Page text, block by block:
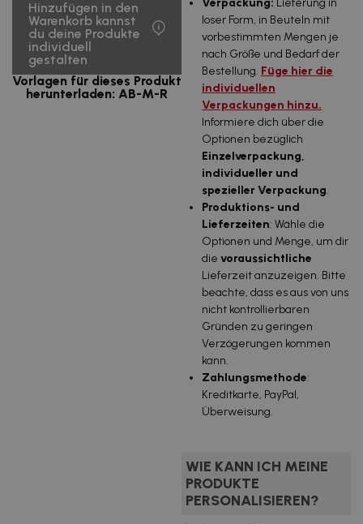
10000
uds.
0,67
€/u.
6.719,19 €
Inklusive
Mehrwertsteuer
20000
uds.
0,67
€/u.
Inklusive
Mehrwertsteuer
Hinzufügen in den
Warenkorb kannst
du deine Produkte
individuell
gestalten
Vorlagen für dieses Produkt
herunterladen: AB-M-R
Verpackung: Lieferung in
loser Form, in Beuteln mit
vorbestimmten Mengen je
nach Größe und Bedarf der
Bestellung. Füge hier die
individuellen
Verpackungen hinzu.
Informiere dich über die
Optionen bezüglich
Einzelverpackung,
individueller und
spezieller Verpackung.
Produktions- und
Lieferzeiten: Wähle die
Optionen und Menge, um dir
die voraussichtliche
Lieferzeit anzuzeigen. Bitte
beachte, dass es aus von uns
nicht kontrollierbaren
Gründen zu geringen
Verzögerungen kommen
kann.
Zahlungsmethode:
Kreditkarte, PayPal,
Überweisung.
WIE KANN ICH MEINE
PRODUKTE
PERSONALISIEREN?